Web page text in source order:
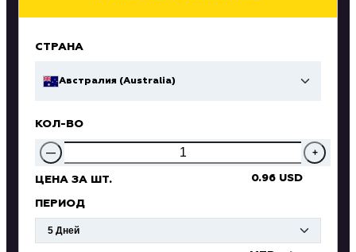
СТРАНА
Австралия (Australia)
КОЛ-ВО
— +
ЦЕНА ЗА ШТ. 0.96 USD
ПЕРИОД